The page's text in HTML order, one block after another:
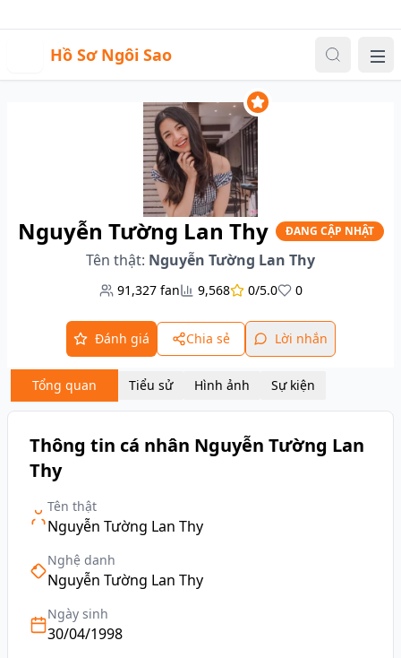
Hồ Sơ Ngôi Sao
Nguyễn Tường Lan Thy ĐANG CẬP NHẬT
Tên thật: Nguyễn Tường Lan Thy
91,327 fan 9,568 0/5.0 0
Đánh giá Chia sẻ Lời nhắn
Tổng quan Tiểu sử Hình ảnh Sự kiện
Thông tin cá nhân Nguyễn Tường Lan
Thy
Tên thật
Nguyễn Tường Lan Thy
Nghệ danh
Nguyễn Tường Lan Thy
Ngày sinh
30/04/1998